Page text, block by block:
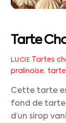
Tarte
LUCIE Tartes
pralinoise, tarte
Cette tarte
fond de tarte
d’un sirop